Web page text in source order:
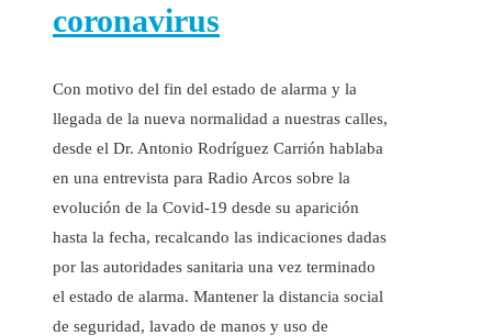
coronavirus
Con motivo del fin del estado de alarma y la
llegada de la nueva normalidad a nuestras calles,
desde el Dr. Antonio Rodríguez Carrión hablaba
en una entrevista para Radio Arcos sobre la
evolución de la Covid-19 desde su aparición
hasta la fecha, recalcando las indicaciones dadas
por las autoridades sanitaria una vez terminado
el estado de alarma. Mantener la distancia social
de seguridad, lavado de manos y uso de